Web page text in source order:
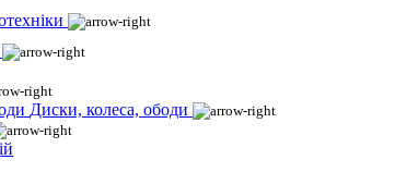
Диски, колеса, ободи